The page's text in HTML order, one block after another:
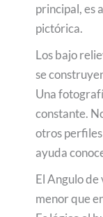
principal, es
pictórica.
Los bajo
se
Una
constante.
otros
ayuda
El Angulo
menor que